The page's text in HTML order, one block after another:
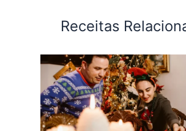
Receitas